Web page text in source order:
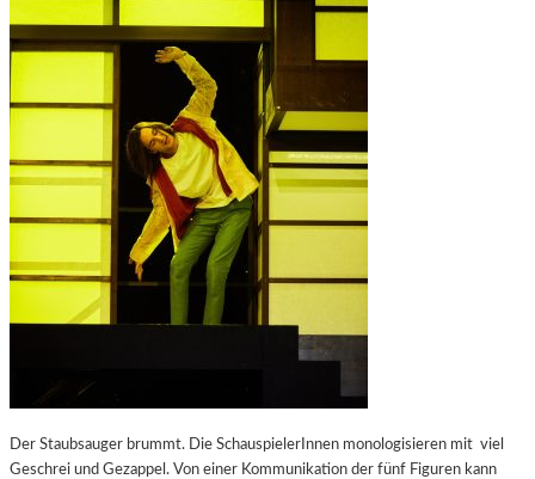
Der Staubsauger brummt. Die SchauspielerInnen monologisieren mit viel
Geschrei und Gezappel. Von einer Kommunikation der fünf Figuren kann